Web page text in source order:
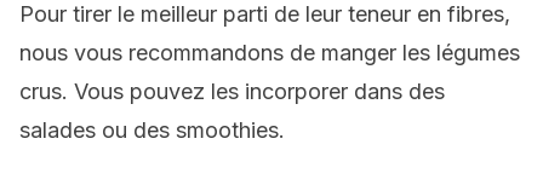
Pour tirer le meilleur parti de leur teneur en fibres,
nous vous recommandons de manger les légumes
crus. Vous pouvez les incorporer dans des
salades ou des smoothies.